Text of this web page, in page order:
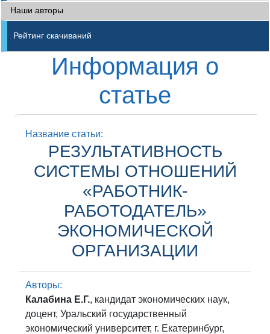
Наши авторы
Рейтинг скачиваний
Информация о
статье
Название статьи:
РЕЗУЛЬТАТИВНОСТЬ
СИСТЕМЫ ОТНОШЕНИЙ
«РАБОТНИК-
РАБОТОДАТЕЛЬ»
ЭКОНОМИЧЕСКОЙ
ОРГАНИЗАЦИИ
Авторы:
Калабина Е.Г., кандидат экономических наук,
доцент, Уральский государственный
экономический университет, г. Екатеринбург,